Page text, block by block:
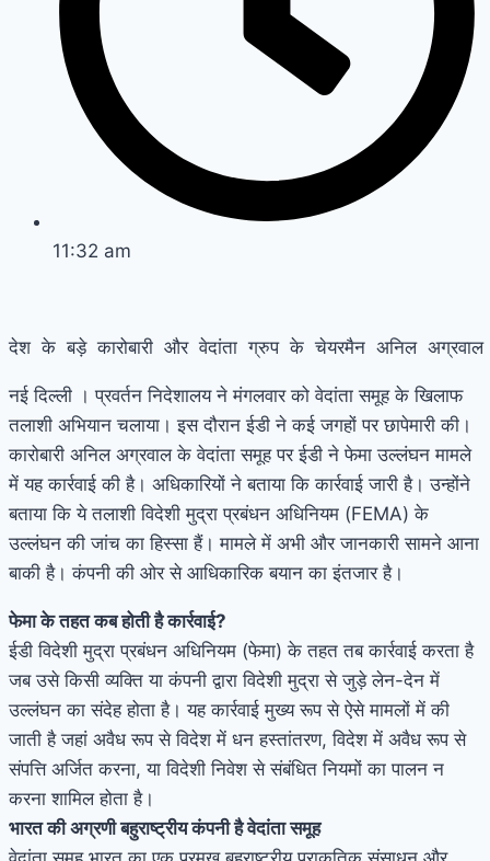
11:32 am
देश के बड़े कारोबारी और वेदांता ग्रुप के चेयरमैन अनिल
नई दिल्ली । प्रवर्तन निदेशालय ने मंगलवार को वेदांता समूह के खिलाफ
तलाशी अभियान चलाया। इस दौरान ईडी ने कई जगहों पर छापेमारी की।
कारोबारी अनिल अग्रवाल के वेदांता समूह पर ईडी ने फेमा उल्लंघन मामले
में यह कार्रवाई की है। अधिकारियों ने बताया कि कार्रवाई जारी है। उन्होंने
बताया कि ये तलाशी विदेशी मुद्रा प्रबंधन अधिनियम (FEMA) के
उल्लंघन की जांच का हिस्सा हैं। मामले में अभी और जानकारी सामने आना
बाकी है। कंपनी की ओर से आधिकारिक बयान का इंतजार है।
फेमा के तहत कब होती है कार्रवाई?
ईडी विदेशी मुद्रा प्रबंधन अधिनियम (फेमा) के तहत तब कार्रवाई करता है
जब उसे किसी व्यक्ति या कंपनी द्वारा विदेशी मुद्रा से जुड़े लेन-देन में
उल्लंघन का संदेह होता है। यह कार्रवाई मुख्य रूप से ऐसे मामलों में की
जाती है जहां अवैध रूप से विदेश में धन हस्तांतरण, विदेश में अवैध रूप से
संपत्ति अर्जित करना, या विदेशी निवेश से संबंधित नियमों का पालन न
करना शामिल होता है।
भारत की अग्रणी बहुराष्ट्रीय कंपनी है वेदांता समूह